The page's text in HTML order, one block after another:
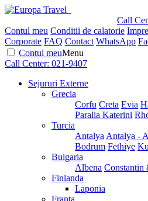
Call
Contul meu Conditii de calatorie
Corporate FAQ Contact WhatsApp
Contul meuMenu
Call Center: 021-9407
Sejururi Externe
Grecia
Corfu Creta Evia
Paralia Katerini
Turcia
Antalya Antalya -
Bodrum Fethiye
Bulgaria
Albena Constantin
Finlanda
Laponia
Franta